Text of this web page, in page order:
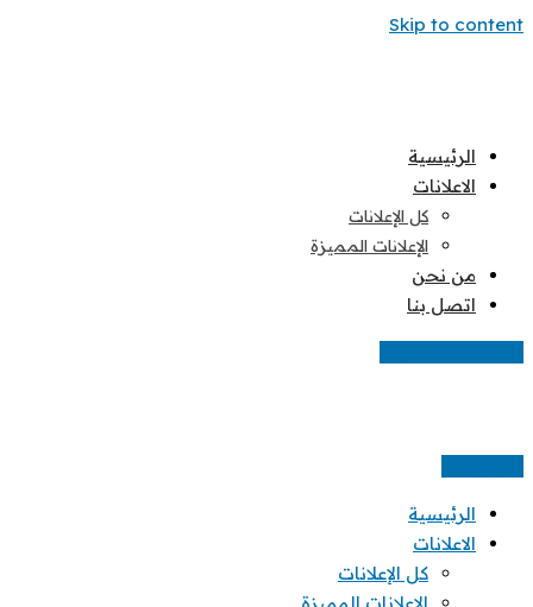
Skip to content
الرئيسية
الاعلانات
كل الإعلانات
الإعلانات المميزة
من نحن
اتصل بنا
الرئيسية
الاعلانات
كل الإعلانات